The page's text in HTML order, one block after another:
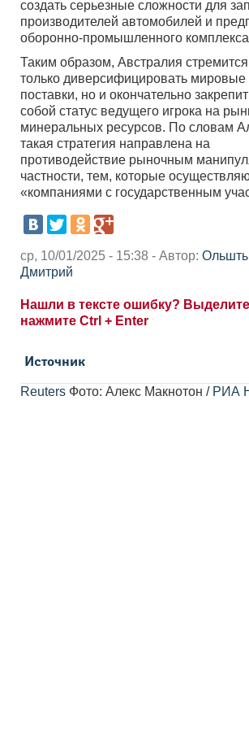
создать серьезные сложности для
производителей автомобилей и
оборонно-промышленного
Таким образом, Австралия
только диверсифицировать мировые
поставки, но и окончательно
собой статус ведущего игрока на
минеральных ресурсов. По словам
такая стратегия направлена на
противодействие рыночным
частности, тем, которые
«компаниями с государственным
ср, 10/01/2025 - 15:38 - Автор:
Дмитрий
Нашли в тексте ошибку?
нажмите Ctrl + Enter
Источник
Reuters Фото: Алекс Макнотон / РИА